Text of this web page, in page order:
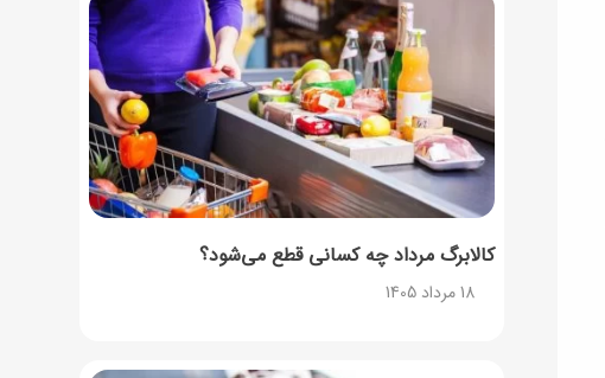
کالابرگ مرداد چه کسانی قطع می‌شود؟
18 مرداد 1405